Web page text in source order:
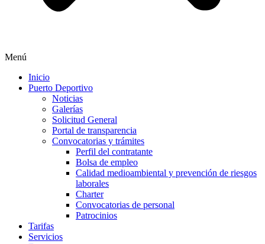
Menú
Inicio
Puerto Deportivo
Noticias
Galerías
Solicitud General
Portal de transparencia
Convocatorias y trámites
Perfil del contratante
Bolsa de empleo
Calidad medioambiental y prevención de riesgos
laborales
Charter
Convocatorias de personal
Patrocinios
Tarifas
Servicios